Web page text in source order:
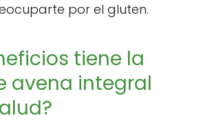
por el gluten.
tiene la
avena integral